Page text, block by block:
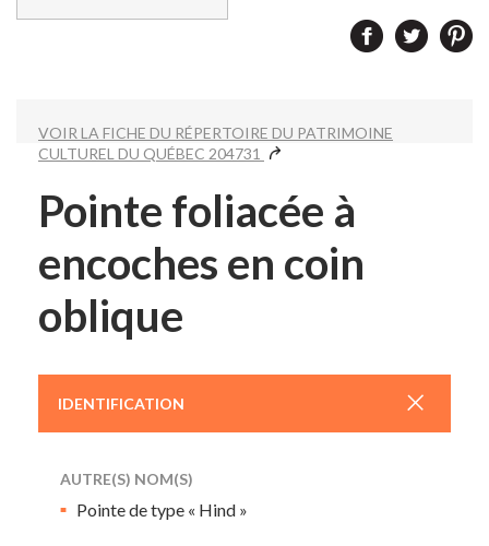
VOIR LA FICHE DU RÉPERTOIRE DU PATRIMOINE
CULTUREL DU QUÉBEC 204731
Pointe foliacée à
encoches en coin
oblique
IDENTIFICATION +
AUTRE(S) NOM(S)
Pointe de type « Hind »